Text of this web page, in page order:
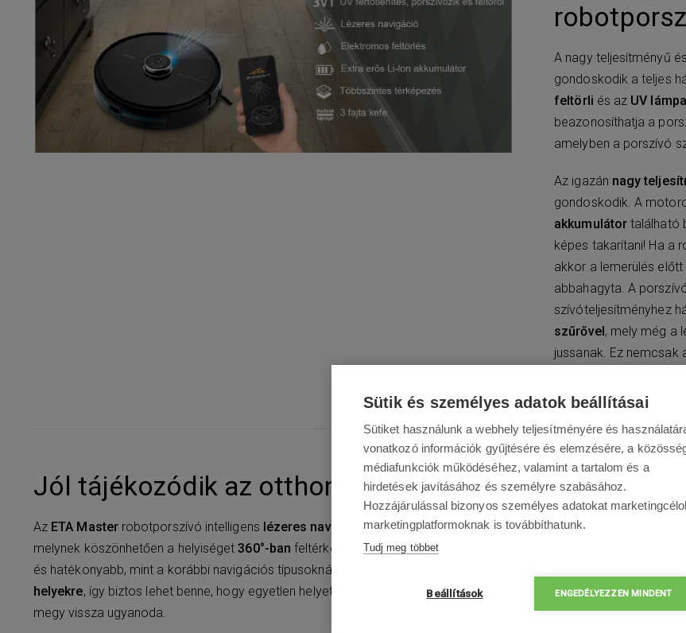
A nagy teljesítményű
gondoskodik a teljes
feltörli és az UV
beazonosíthatja a
amelyben a porszívó
Az igazán nagy
gondoskodik. A
akkumulátortalálható
képes takarítani! Ha a
akkor a lemerülés
abbahagyta. A
szívóteljesítményhez
szűrővel, mely még a
jussanak. Ez nemcsak
Jól tájékozódik az otthonában
Az ETA Masterrobotporszívó intelligens lézeres navigációvalvan felszerelve,
melynek köszönhetően a helyiséget360°-ban feltérképezi, így a tisztítás alaposabb
és hatékonyabb, mint a korábbi navigációs típusoknál.
helyekre, így biztos lehet benne, hogy egyetlen helyet sem hagy ki, és kétszer sem
megy vissza ugyanoda.
Sütik és személyes adatok beállításai
Sütiket használunk a webhely teljesítményére és
vonatkozó információk gyűjtésére és elemzésére, a
médiafunkciók működéséhez, valamint a tartalom és a
hirdetések javításához és személyre szabásához.
Hozzájárulással bizonyos személyes adatokat
marketingplatformoknak is továbbíthatunk.
Tudj meg többet
Beállítások ENGEDÉLYEZZEN MINDENT